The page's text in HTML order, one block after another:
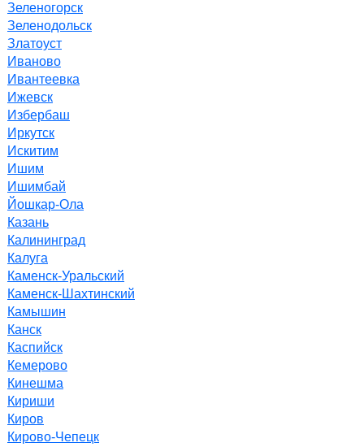
Зеленогорск
Зеленодольск
Златоуст
Иваново
Ивантеевка
Ижевск
Избербаш
Иркутск
Искитим
Ишим
Ишимбай
Йошкар-Ола
Казань
Калининград
Калуга
Каменск-Уральский
Каменск-Шахтинский
Камышин
Канск
Каспийск
Кемерово
Кинешма
Кириши
Киров
Кирово-Чепецк